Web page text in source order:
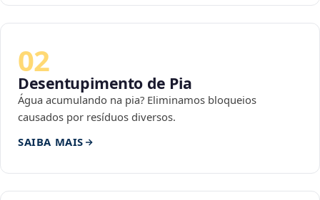
02
Desentupimento de Pia
Água acumulando na pia? Eliminamos bloqueios
causados por resíduos diversos.
SAIBA MAIS